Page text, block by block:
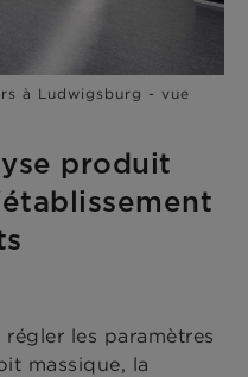
à Ludwigsburg - vue
produit
les paramètres
massique, la